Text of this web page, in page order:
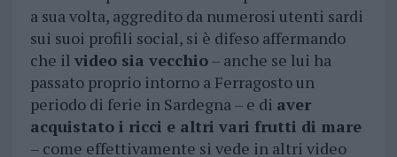
a sua volta, aggredito da numerosi utenti sardi
sui suoi profili social, si è difeso affermando
che il video sia vecchio– anche se lui ha
passato proprio intorno a Ferragosto un
periodo di ferie in Sardegna – e di aver
acquistato i ricci e altri vari frutti di mare
– come effettivamente si vede in altri video